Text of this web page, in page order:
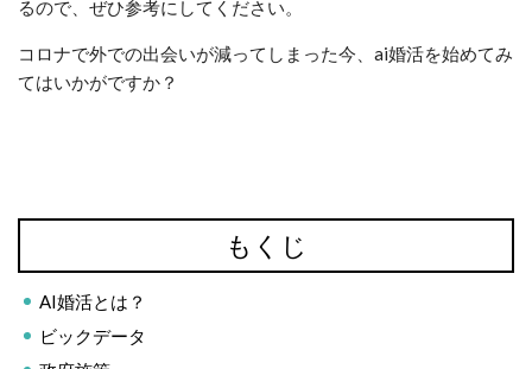
るので、ぜひ参考にしてください。
コロナで外での出会いが減ってしまった今、ai婚活を始めてみ
てはいかがですか？
もくじ
AI婚活とは？
ビックデータ